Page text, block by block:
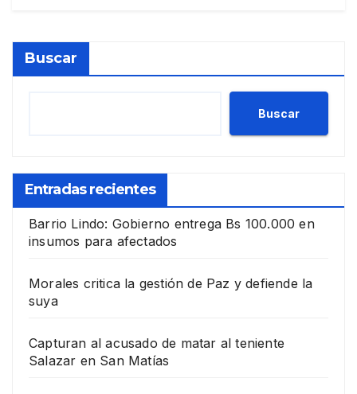
Buscar
Buscar
Entradas recientes
Barrio Lindo: Gobierno entrega Bs 100.000 en
insumos para afectados
Morales critica la gestión de Paz y defiende la
suya
Capturan al acusado de matar al teniente
Salazar en San Matías